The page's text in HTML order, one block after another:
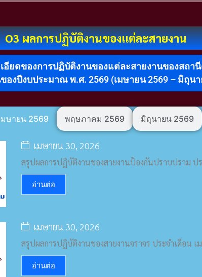
O3 ผลการปฏิบัติงานของแต่ละสายงาน
อียดของการปฏิบัติงานของแต่ละสายงานของสถา
องปีงบประมาณ พ.ศ. 2569 (เมษายน 2569 – มิถุน
มษายน 2569 พฤษภาคม 2569 มิถุนายน 2569
เมษายน 30, 2026
สรุปผลการปฏิบัติงานของสายงานป้องกันปราบปราม ป
อ่านต่อ
เมษายน 30, 2026
สรุปผลการปฏิบัติงานของสายงานจราจร ประจำเดือน เ
อ่านต่อ